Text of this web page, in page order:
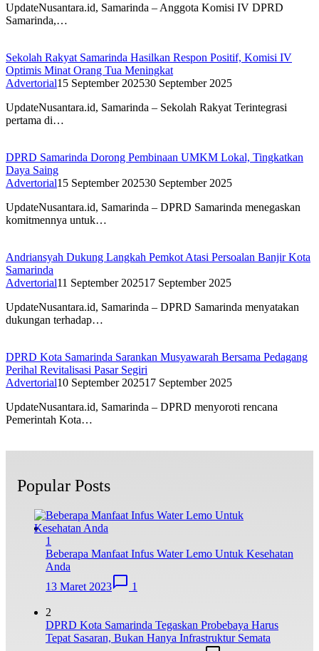
UpdateNusantara.id, Samarinda – Anggota Komisi IV DPRD
Samarinda,…
Sekolah Rakyat Samarinda Hasilkan Respon Positif, Komisi IV
Optimis Minat Orang Tua Meningkat
Advertorial15 September 202530 September 2025
UpdateNusantara.id, Samarinda – Sekolah Rakyat Terintegrasi
pertama di…
DPRD Samarinda Dorong Pembinaan UMKM Lokal, Tingkatkan
Daya Saing
Advertorial15 September 202530 September 2025
UpdateNusantara.id, Samarinda – DPRD Samarinda menegaskan
komitmennya untuk…
Andriansyah Dukung Langkah Pemkot Atasi Persoalan Banjir Kota
Samarinda
Advertorial11 September 202517 September 2025
UpdateNusantara.id, Samarinda – DPRD Samarinda menyatakan
dukungan terhadap…
DPRD Kota Samarinda Sarankan Musyawarah Bersama Pedagang
Perihal Revitalisasi Pasar Segiri
Advertorial10 September 202517 September 2025
UpdateNusantara.id, Samarinda – DPRD menyoroti rencana
Pemerintah Kota…
Popular Posts
1
Beberapa Manfaat Infus Water Lemo Untuk Kesehatan
Anda
13 Maret 2023
1
2
DPRD Kota Samarinda Tegaskan Probebaya Harus
Tepat Sasaran, Bukan Hanya Infrastruktur Semata